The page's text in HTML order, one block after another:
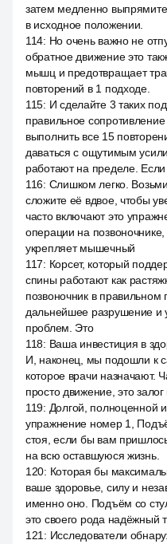
затем медленно выпрямите
в исходное положении.
114: Но очень важно не
обратное движение это
мышц и предотвращает
повторений в 1 подходе.
115: И сделайте 3 таких
правильное
выполнить все 15
даваться с ощутимым
работают на пределе. Если
116: Слишком легко.
сложите её вдвое, чтобы
часто включают это
операции на
укрепляет мышечный
117: Корсет, который
спины работают как
позвоночник в
дальнейшее разрушение и
проблем. Это
118: Ваша инвестиция в
И, наконец, мы подошли к
которое врачи назначают.
просто движение, это
119: Долгой, полноценной
упражнение номер 1,
стоя, если бы вам
на всю оставшуюся жизнь.
120: Которая бы
ваше здоровье, силу и
именно оно. Подъём со
это своего рода надёжный
121 : Исследователи